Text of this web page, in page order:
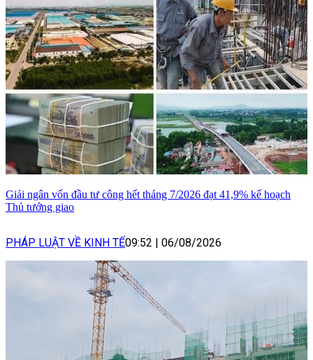
Giải ngân vốn đầu tư công hết tháng 7/2026 đạt 41,9% kế hoạch
Thủ tướng giao
PHÁP LUẬT VỀ KINH TẾ09:52 06/08/2026